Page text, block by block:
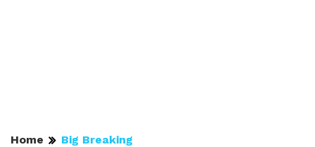
Home Big Breaking